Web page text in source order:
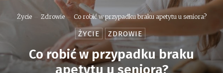
Życie Zdrowie Co robić w przypadku braku apetytu u seniora?
ŻYCIE ZDROWIE
Co robić w przypadku braku
apetytu u seniora?